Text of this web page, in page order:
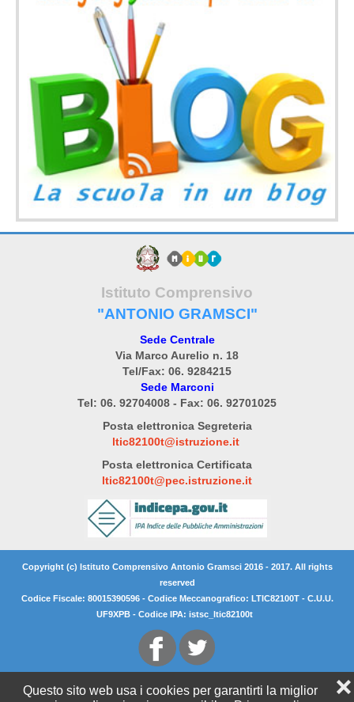
Questo sito web usa i cookies per garantirti la miglior
❌
Istituto Comprensivo
"ANTONIO GRAMSCI"
Sede Centrale
Via Marco Aurelio n. 18
Tel/Fax: 06. 9284215
Sede Marconi
Tel: 06. 92704008 - Fax: 06. 92701025
Posta elettronica Segreteria
ltic82100t@istruzione.it
Posta elettronica Certificata
ltic82100t@pec.istruzione.it
Copyright (c) Istituto Comprensivo Antonio Gramsci 2016 - 2017. All rights
reserved
Codice Fiscale: 80015390596 - Codice Meccanografico: LTIC82100T - C.U.U.
UF9XPB - Codice IPA: istsc_ltic82100t